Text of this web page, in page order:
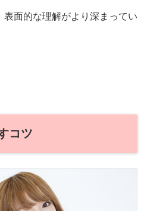
面的な理解がより深まってい
コツ